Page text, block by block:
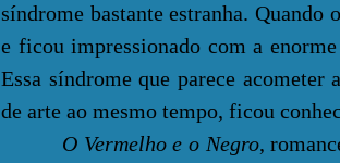
síndrome bastante estranha.
e ficou impressionado com a
Essa síndrome que parece acometer
de arte ao mesmo tempo, ficou
O Vermelho e o Negro,